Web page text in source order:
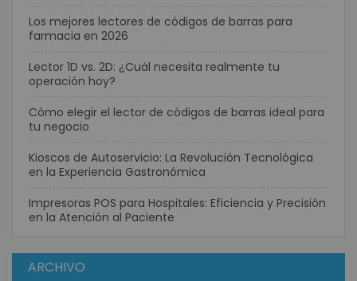
Los mejores lectores de códigos de barras para
farmacia en 2026
Lector 1D vs. 2D: ¿Cuál necesita realmente tu
operación hoy?
Cómo elegir el lector de códigos de barras ideal para
tu negocio
Kioscos de Autoservicio: La Revolución Tecnológica
en la Experiencia Gastronómica
Impresoras POS para Hospitales: Eficiencia y Precisión
en la Atención al Paciente
ARCHIVO